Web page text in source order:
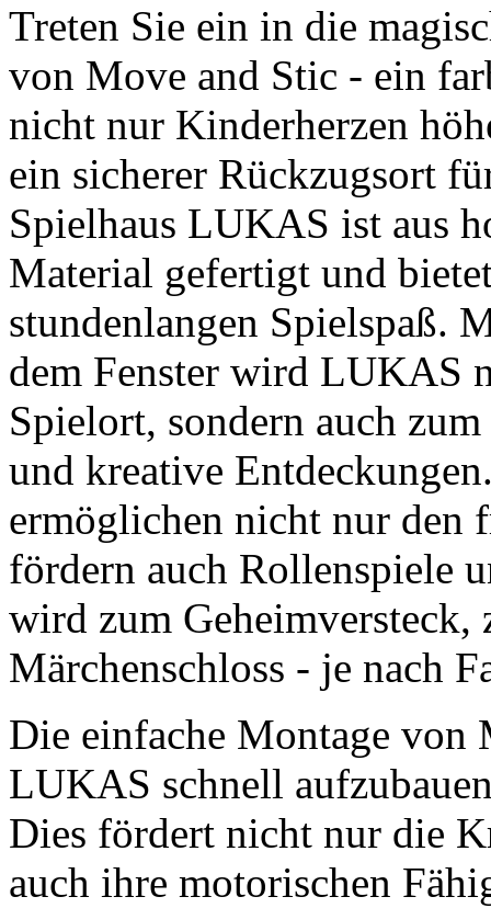
Treten Sie ein in die
von Move and Stic - ein
nicht nur Kinderherzen
ein sicherer Rückzugsort
Spielhaus LUKAS ist aus
Material gefertigt und
stundenlangen Spielspaß.
dem Fenster wird LUKAS
Spielort, sondern auch
und kreative
ermöglichen nicht nur den
fördern auch Rollenspiele
wird zum Geheimversteck,
Märchenschloss - je nach
Die einfache Montage von
LUKAS schnell
Dies fördert nicht nur die
auch ihre motorischen